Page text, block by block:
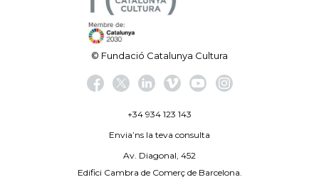
© Fundació Catalunya Cultura
+34 934 123 143
Envia’ns la teva consulta
Av. Diagonal, 452
Edifici Cambra de Comerç de Barcelona.